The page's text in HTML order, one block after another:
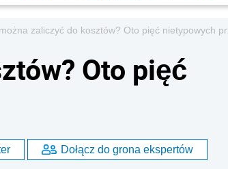
zaliczyć do kosztów? Oto pięć nietypowych
Oto pięć
Dołącz do grona ekspertów